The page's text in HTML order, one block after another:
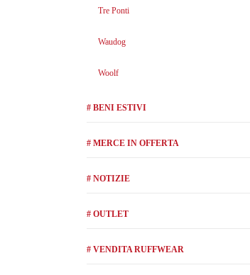
Tre Ponti
Waudog
Woolf
# BENI ESTIVI
# MERCE IN OFFERTA
# NOTIZIE
# OUTLET
# VENDITA RUFFWEAR